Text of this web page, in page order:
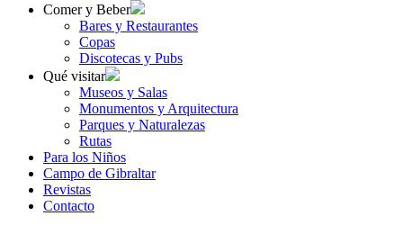
Comer y Beber
Bares y Restaurantes
Copas
Discotecas y Pubs
Qué visitar
Museos y Salas
Monumentos y Arquitectura
Parques y Naturalezas
Rutas
Para los Niños
Campo de Gibraltar
Revistas
Contacto